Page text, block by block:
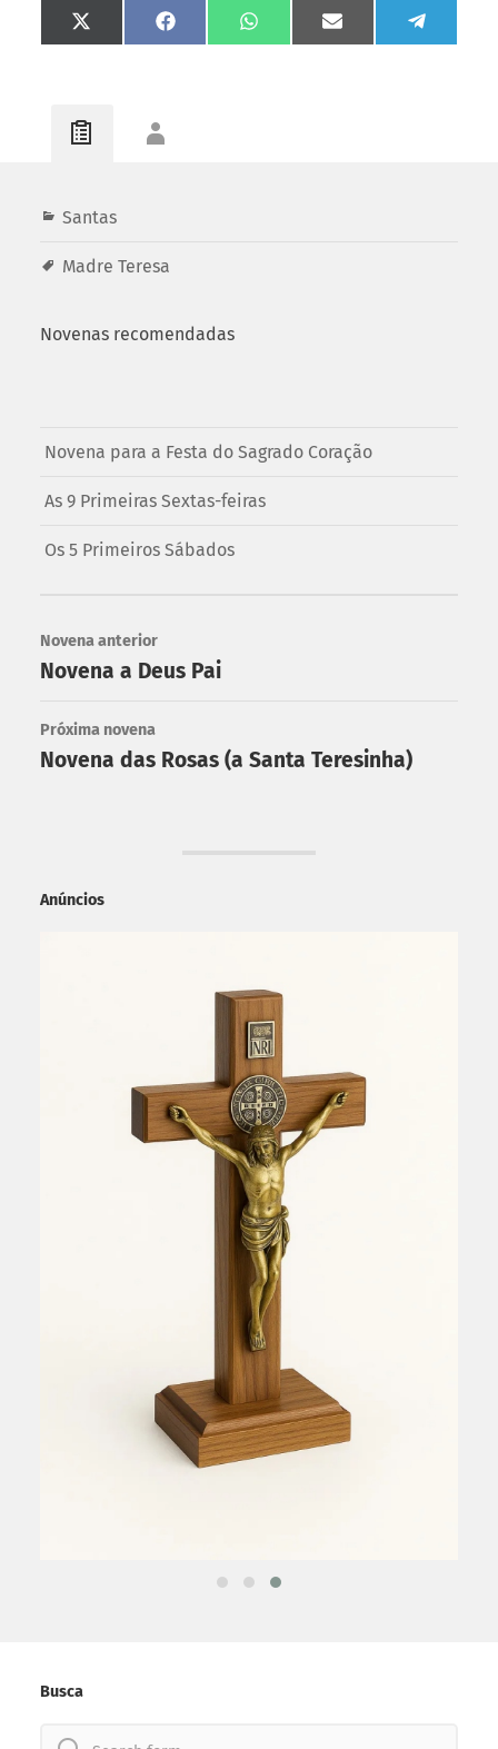
Share
on
Share
on
Share
on
Share
on
Share
on
Santas
Madre Teresa
Novenas recomendadas
Novena para a Festa do Sagrado Coração
As 9 Primeiras Sextas-feiras
Os 5 Primeiros Sábados
Novena anterior
Novena a Deus Pai
Próxima novena
Novena das Rosas (a Santa Teresinha)
Anúncios
Busca